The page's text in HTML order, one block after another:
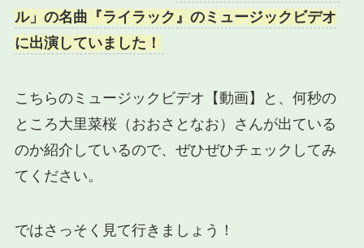
ル」の名曲『ライラック』のミュージックビデオ
に出演していました！
こちらのミュージックビデオ【動画】と、何秒の
ところ大里菜桜（おおさとなお）さんが出ている
のか紹介しているので、ぜひぜひチェックしてみ
てください。
ではさっそく見て行きましょう！